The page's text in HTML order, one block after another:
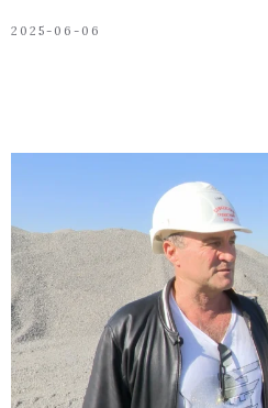
2025-06-06